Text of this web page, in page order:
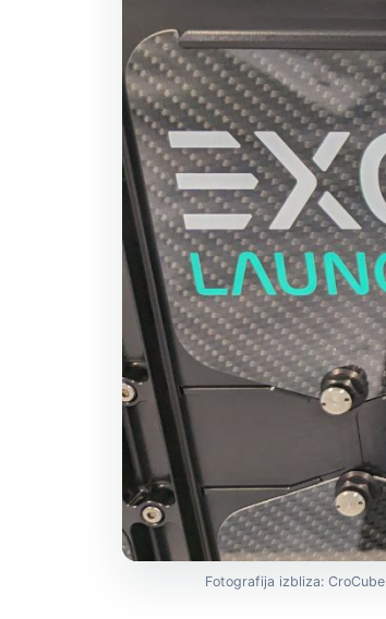
Fotografija izbliza: